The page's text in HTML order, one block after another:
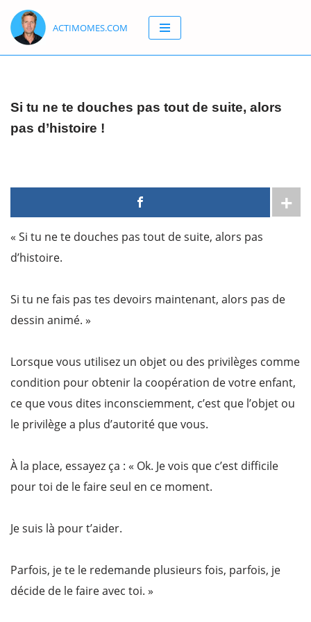
Aller
au
ACTIMOMES.COM
Si tu ne te douches pas tout de suite, alors
pas d’histoire !
« Si tu ne te douches pas tout de suite, alors pas
d’histoire.
Si tu ne fais pas tes devoirs maintenant, alors pas de
dessin animé. »
Lorsque vous utilisez un objet ou des privilèges comme
condition pour obtenir la coopération de votre enfant,
ce que vous dites inconsciemment, c’est que l’objet ou
le privilège a plus d’autorité que vous.
À la place, essayez ça : « Ok. Je vois que c’est difficile
pour toi de le faire seul en ce moment.
Je suis là pour t’aider.
Parfois, je te le redemande plusieurs fois, parfois, je
décide de le faire avec toi. »